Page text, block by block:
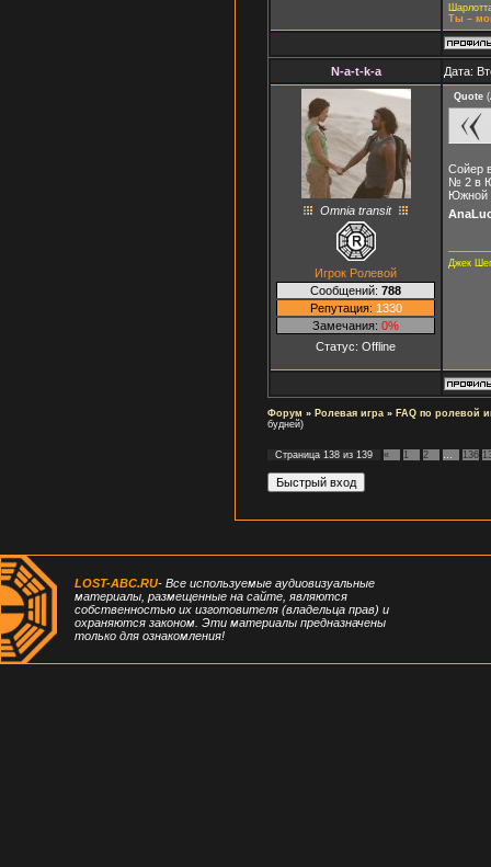
Ты –
N-a-t-k-a Дата:
Omnia transit
Игрок Ролевой
Сообщений: 788
Репутация: 1330
Замечания: 0%
Статус: Offline
Quote (
Сойер
№ 2 в
Южной
Джек
Форум » Ролевая игра » FAQ по ролевой
будней)
Страница 138 из 139 « 1 2 136
LOST-ABC.RU- Все используемые аудиовизуальные
материалы, размещенные на сайте, являются
собственностью их изготовителя (владельца прав) и
охраняются законом. Эти материалы предназначены
только для ознакомления!